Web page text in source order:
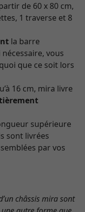
de 60 x 80 cm,
1 traverse et 8
la barre
vous
que ce soit lors
16 cm, mira livre
supérieure
sont livrées
par vos
châssis mira sont